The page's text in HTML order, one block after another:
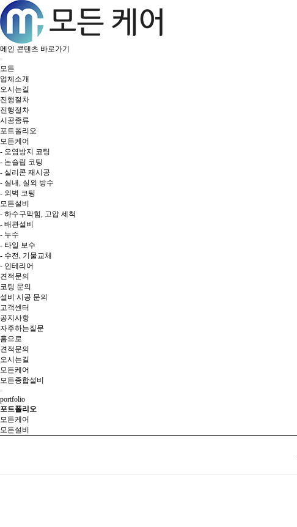
메인 콘텐츠 바로가기
모든
업체소개
오시는길
진행절차
진행절차
시공종류
포트폴리오
모든케어
- 오염방지 코팅
- 논슬립 코팅
- 실리콘 재시공
- 실내, 실외 방수
- 외벽 코팅
모든설비
- 하수구막힘, 고압 세척
- 배관설비
- 누수
- 타일 보수
- 수전, 기물교체
- 인테리어
견적문의
코팅 문의
설비 시공 문의
고객센터
공지사항
자주하는질문
홈으로
견적문의
오시는길
모든케어
모든종합설비
portfolio
포트폴리오
모든케어
모든설비